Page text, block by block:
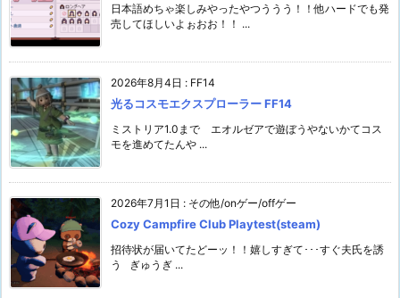
日本語めちゃ楽しみやったやつううう！！他ハードでも発
売してほしいよぉおお！！ ...
2026年8月4日 : FF14
光るコスモエクスプローラー FF14
ミストリア1.0まで エオルゼアで遊ぼうやないかてコス
モを進めてたんや ...
2026年7月1日 : その他/onゲー/offゲー
Cozy Campfire Club Playtest(steam)
招待状が届いてたどーッ！！嬉しすぎて･･･すぐ夫氏を誘
う ぎゅうぎ ...